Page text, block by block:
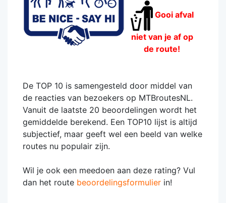
Gooi afval
niet van je af op
de route!
De TOP 10 is samengesteld door middel van
de reacties van bezoekers op MTBroutesNL.
Vanuit de laatste 20 beoordelingen wordt het
gemiddelde berekend. Een TOP10 lijst is altijd
subjectief, maar geeft wel een beeld van welke
routes nu populair zijn.
Wil je ook een meedoen aan deze rating? Vul
dan het route beoordelingsformulier in!